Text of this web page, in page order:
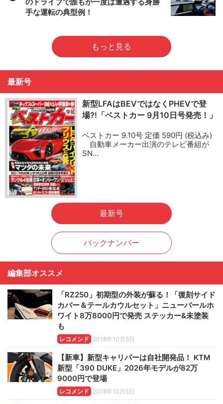
手な運転の典型例！
もっと見る
最新号
新型LFAはBEVではなくPHEVで登
場?!「ベストカー 9月10日号発売！」
ベストカー 9.10号 定価 590円 (税込み)
自動車メーカー出演のテレビ番組が
SN…
最新号
バックナンバー
編集部オススメ
「RZ250」初期型の外装が蘇る！「復刻サイド
カバー＆テールカウルセット」ニューパールホ
ワイト8万8000円で発売 ステッカー&未塗装
も
レコメンド 2018年10月5日
【新車】新型キャリパーは自社開発品！ KTM
新型「390 DUKE」2026年モデルが82万
9000円で登場
レコメンド 2018年10月5日